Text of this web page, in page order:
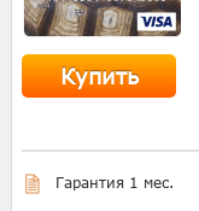
Купить
Гарантия 1 мес.